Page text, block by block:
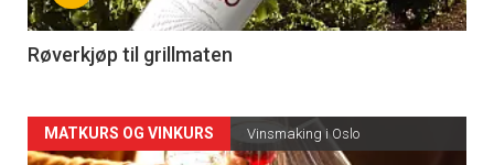
-
4
Røverkjøp til grillmaten
Forsiden
MATKURS OG VINKURS Vinsmaking i Oslo